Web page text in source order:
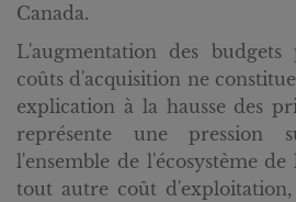
Canada.
L'augmentation des
coûts d'acquisition ne
explication à la hausse des
représente une pression
l'ensemble de l'écosystème de
tout autre coût d'exploitation,